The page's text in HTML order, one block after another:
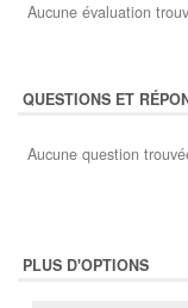
Aucune évaluation
QUESTIONS ET
Aucune question
PLUS D'OPTIONS